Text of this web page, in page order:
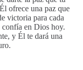
ofrece una paz que
victoria para cada
en Dios hoy.
y Él te dará una